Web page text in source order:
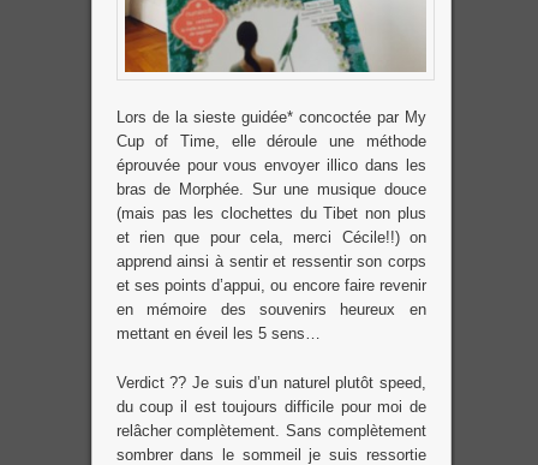
Lors de la sieste guidée* concoctée par My
Cup of Time, elle déroule une méthode
éprouvée pour vous envoyer illico dans les
bras de Morphée. Sur une musique douce
(mais pas les clochettes du Tibet non plus
et rien que pour cela, merci Cécile!!) on
apprend ainsi à sentir et ressentir son corps
et ses points d’appui, ou encore faire revenir
en mémoire des souvenirs heureux en
mettant en éveil les 5 sens…
Verdict ?? Je suis d’un naturel plutôt speed,
du coup il est toujours difficile pour moi de
relâcher complètement. Sans complètement
sombrer dans le sommeil je suis ressortie